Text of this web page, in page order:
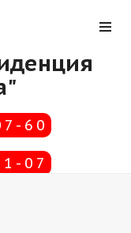
60
07